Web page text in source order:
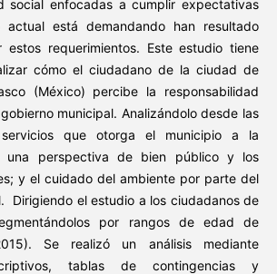
social enfocadas a cumplir expectativas
está demandando han resultado
requerimientos. Este estudio tiene
cómo el ciudadano de la ciudad de
(México) percibe la responsabilidad
municipal. Analizándolo desde las
servicios que otorga el municipio a la
una perspectiva de bien público y los
y el cuidado del ambiente por parte del
Dirigiendo el estudio a los ciudadanos de
por rangos de edad de
Se realizó un análisis mediante
tablas de contingencias y